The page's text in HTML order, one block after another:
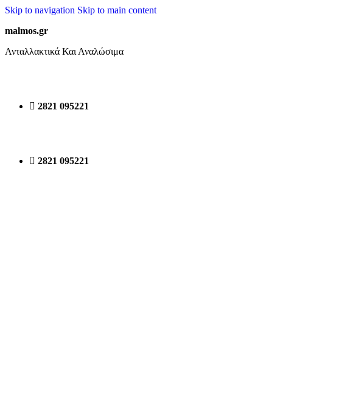
Skip to navigation Skip to main content
malmos.gr
Ανταλλακτικά Και Αναλώσιμα
2821 095221
2821 095221